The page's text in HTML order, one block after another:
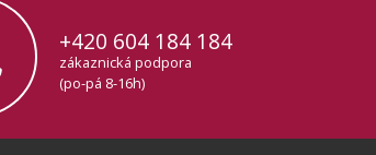
+420 604 184 184
zákaznická podpora
(po-pá 8-16h)